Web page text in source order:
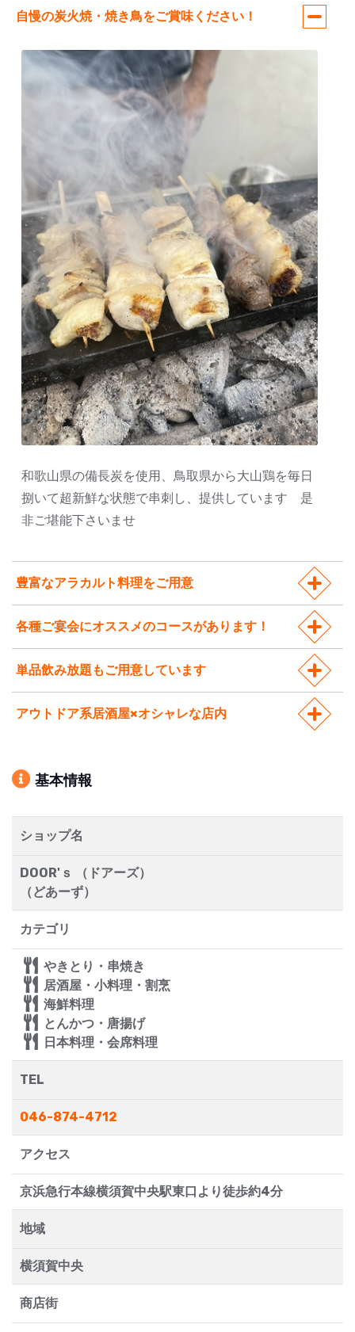
自慢の炭火焼・焼き鳥をご賞味ください！
和歌山県の備長炭を使用、鳥取県から大山鶏を毎日
捌いて超新鮮な状態で串刺し、提供しています 是
非ご堪能下さいませ
豊富なアラカルト料理をご用意
各種ご宴会にオススメのコースがあります！
単品飲み放題もご用意しています
アウトドア系居酒屋×オシャレな店内
基本情報
ショップ名
DOOR'ｓ （ドアーズ）
（どあーず）
カテゴリ
やきとり・串焼き
居酒屋・小料理・割烹
海鮮料理
とんかつ・唐揚げ
日本料理・会席料理
TEL
046-874-4712
アクセス
京浜急行本線横須賀中央駅東口より徒歩約4分
地域
横須賀中央
商店街